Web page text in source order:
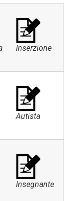
Inserzione
Autista
Insegnante